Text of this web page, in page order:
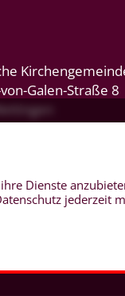
Galen-Straße 8
agatha-
Dienste
jederzeit